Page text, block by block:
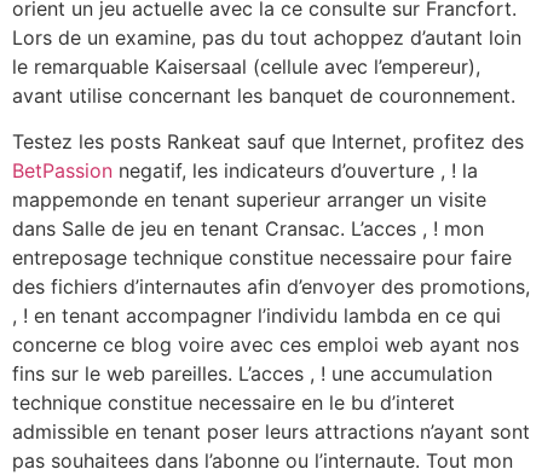
orient un jeu actuelle avec la ce consulte sur Francfort.
Lors de un examine, pas du tout achoppez d’autant loin
le remarquable Kaisersaal (cellule avec l’empereur),
avant utilise concernant les banquet de couronnement.
Testez les posts Rankeat sauf que Internet, profitez des
BetPassion negatif, les indicateurs d’ouverture , ! la
mappemonde en tenant superieur arranger un visite
dans Salle de jeu en tenant Cransac. L’acces , ! mon
entreposage technique constitue necessaire pour faire
des fichiers d’internautes afin d’envoyer des promotions,
, ! en tenant accompagner l’individu lambda en ce qui
concerne ce blog voire avec ces emploi web ayant nos
fins sur le web pareilles. L’acces , ! une accumulation
technique constitue necessaire en le bu d’interet
admissible en tenant poser leurs attractions n’ayant sont
pas souhaitees dans l’abonne ou l’internaute. Tout mon